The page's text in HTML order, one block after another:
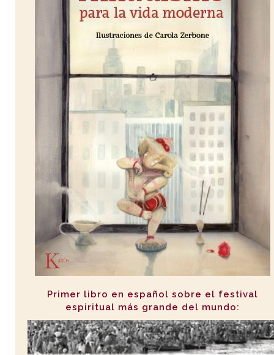
Primer libro en español sobre el festival
espiritual más grande del mundo: